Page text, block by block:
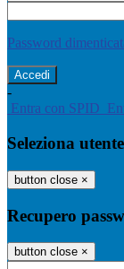
Password
-
Entra con SPID
Seleziona utente
button close ×
Recupero
button close ×